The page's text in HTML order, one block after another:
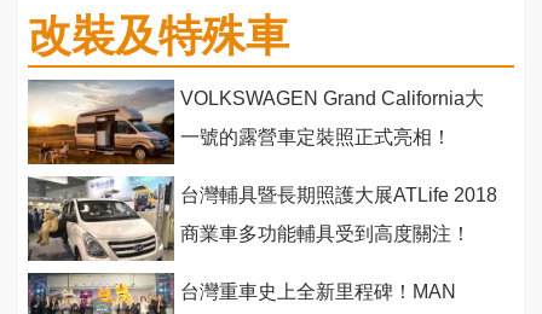
改裝及特殊車
VOLKSWAGEN Grand California大
一號的露營車定裝照正式亮相！
台灣輔具暨長期照護大展ATLife 2018
商業車多功能輔具受到高度關注！
台灣重車史上全新里程碑！MAN